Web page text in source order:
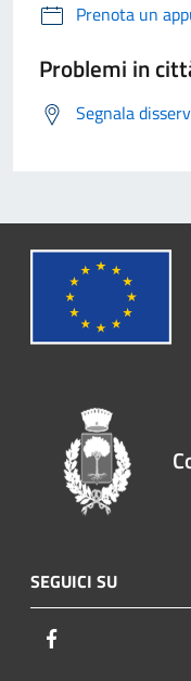
Prenota un
Problemi in
Segnala
SEGUICI SU